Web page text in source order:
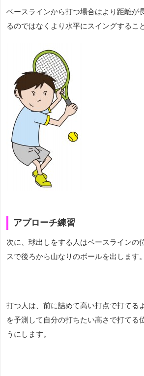
ベースラインから打つ場合はより距離が
るのではなくより水平にスイングするこ
アプローチ練習
次に、球出しをする人はベースラインの
スで後ろから山なりのボールを出します。
打つ人は、前に詰めて高い打点で打てる
を予測して自分の打ちたい高さで打てる
うにします。